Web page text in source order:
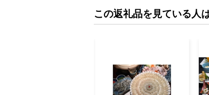
この返礼品を見ている人